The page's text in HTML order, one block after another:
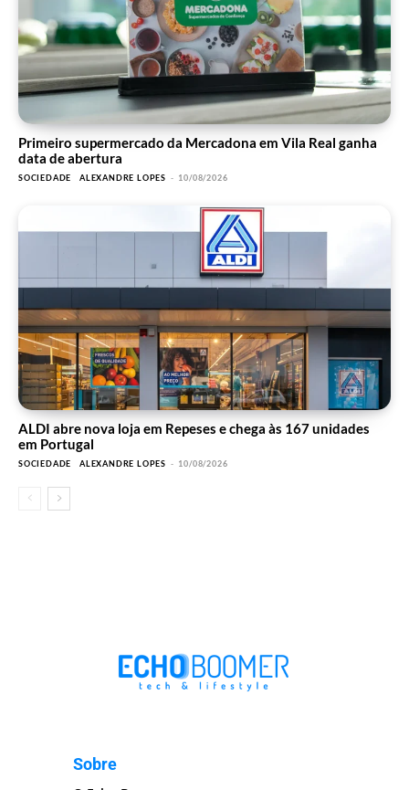
Primeiro supermercado da Mercadona em Vila Real ganha
data de abertura
SOCIEDADE ALEXANDRE LOPES - 10/08/2026
ALDI abre nova loja em Repeses e chega às 167 unidades
em Portugal
SOCIEDADE ALEXANDRE LOPES - 10/08/2026
Sobre